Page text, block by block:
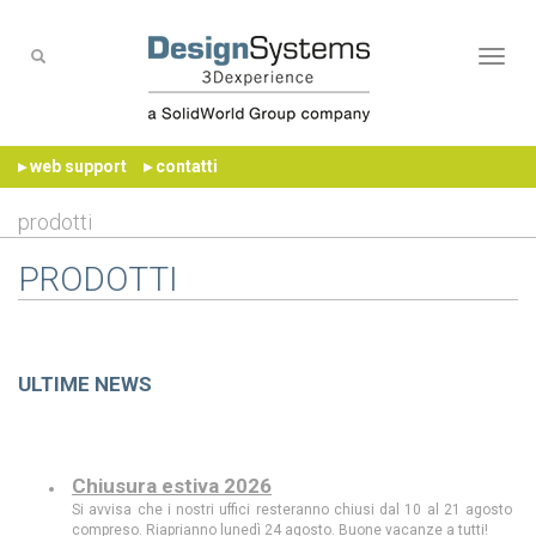
▸ web support ▸ contatti
prodotti
PRODOTTI
ULTIME NEWS
Chiusura estiva 2026
Si avvisa che i nostri uffici resteranno chiusi dal 10 al 21 agosto
compreso. Riaprianno lunedì 24 agosto. Buone vacanze a tutti!